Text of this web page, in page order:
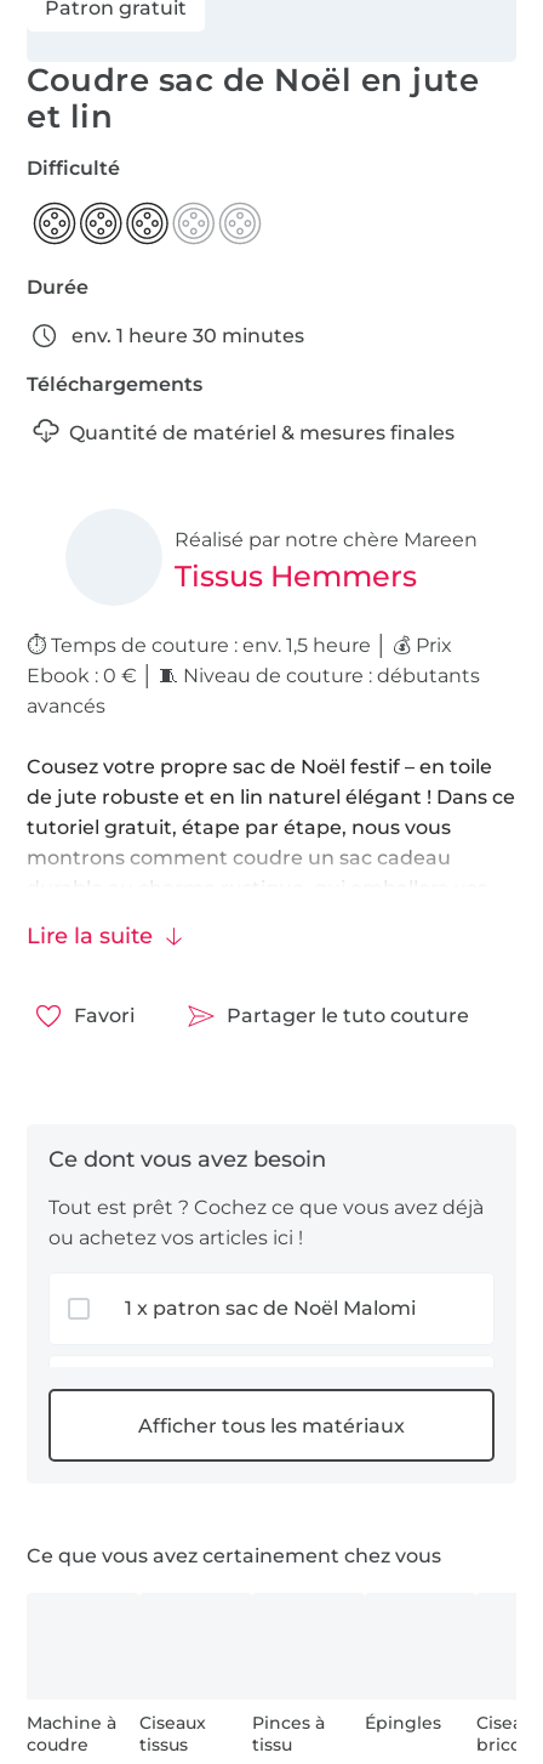
Patron gratuit
Coudre sac de Noël en jute
et lin
Difficulté
Durée
env. 1 heure 30 minutes
Téléchargements
Quantité de matériel & mesures finales
Réalisé par notre chère Mareen
Tissus Hemmers
⏱️ Temps de couture : env. 1,5 heure │ 💰 Prix
Ebook : 0 € │ 🧵 Niveau de couture : débutants
avancés
Cousez votre propre sac de Noël festif – en toile
de jute robuste et en lin naturel élégant ! Dans ce
tutoriel gratuit, étape par étape, nous vous
montrons comment coudre un sac cadeau
durable au charme rustique, qui emballera vos
en toute sécurité.
Avec un peu d’expérience en couture et environ
🧵 Notre recommandation de tissus
intemporel.
➡️ Découvrez maintenant le tutoriel gratuit et
lancez-vous !
Lire la suite
Favori Partager le tuto couture
Tout est prêt ? Cochez ce que vous avez déjà
ou achetez vos articles ici !
1 x patron sac de Noël Malomi
0,5 m toile de jute
Ce que vous avez certainement chez vous
Machine à
coudre
Ciseaux
tissus
Pinces à
tissu
Épingles
Ciseaux